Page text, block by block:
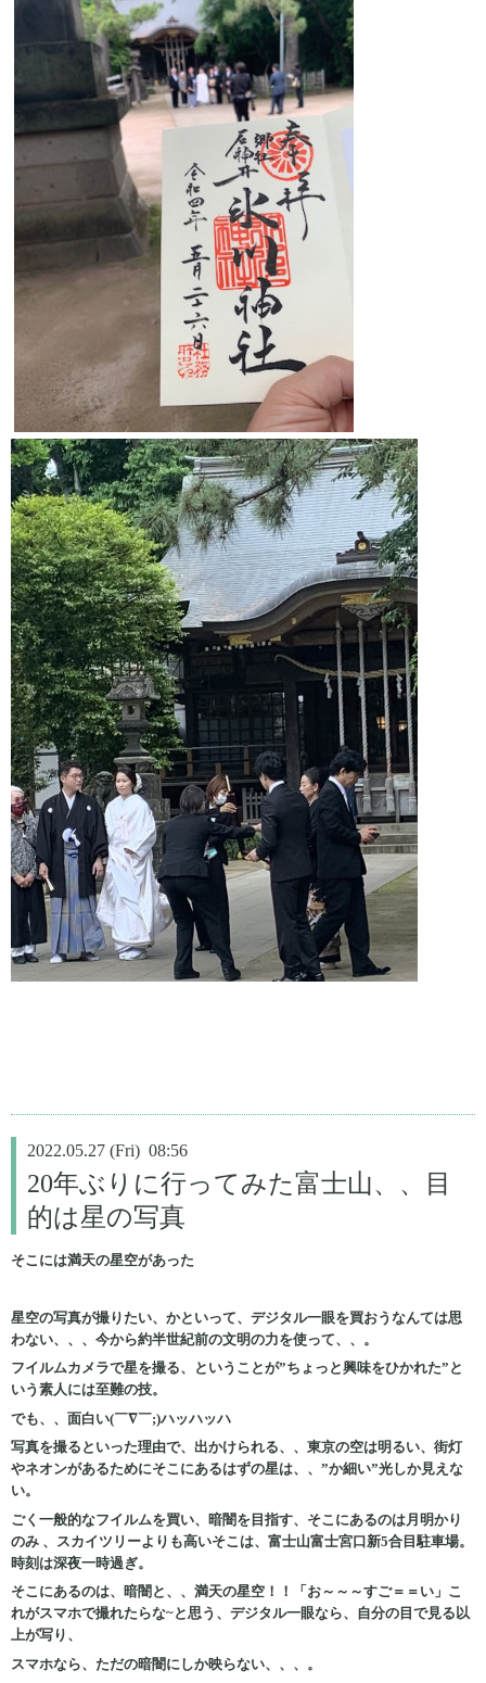
2022.05.27 (Fri) 08:56
20年ぶりに行ってみた富士山、、目
的は星の写真
そこには満天の星空があった
星空の写真が撮りたい、かといって、デジタル一眼を買おうなんては思
わない、、、今から約半世紀前の文明の力を使って、、。
フイルムカメラで星を撮る、ということが”ちょっと興味をひかれた”と
いう素人には至難の技。
でも、、面白い(￣∇￣;)ハッハッハ
写真を撮るといった理由で、出かけられる、、東京の空は明るい、街灯
やネオンがあるためにそこにあるはずの星は、、”か細い”光しか見えな
い。
ごく一般的なフイルムを買い、暗闇を目指す、そこにあるのは月明かり
のみ 、スカイツリーよりも高いそこは、富士山富士宮口新5合目駐車場。
時刻は深夜一時過ぎ。
そこにあるのは、暗闇と、、満天の星空！！「お～～～すご＝＝い」こ
れがスマホで撮れたらな~と思う、デジタル一眼なら、自分の目で見る以
上が写り、
スマホなら、ただの暗闇にしか映らない、、、。